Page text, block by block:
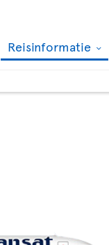
Reisinformatie